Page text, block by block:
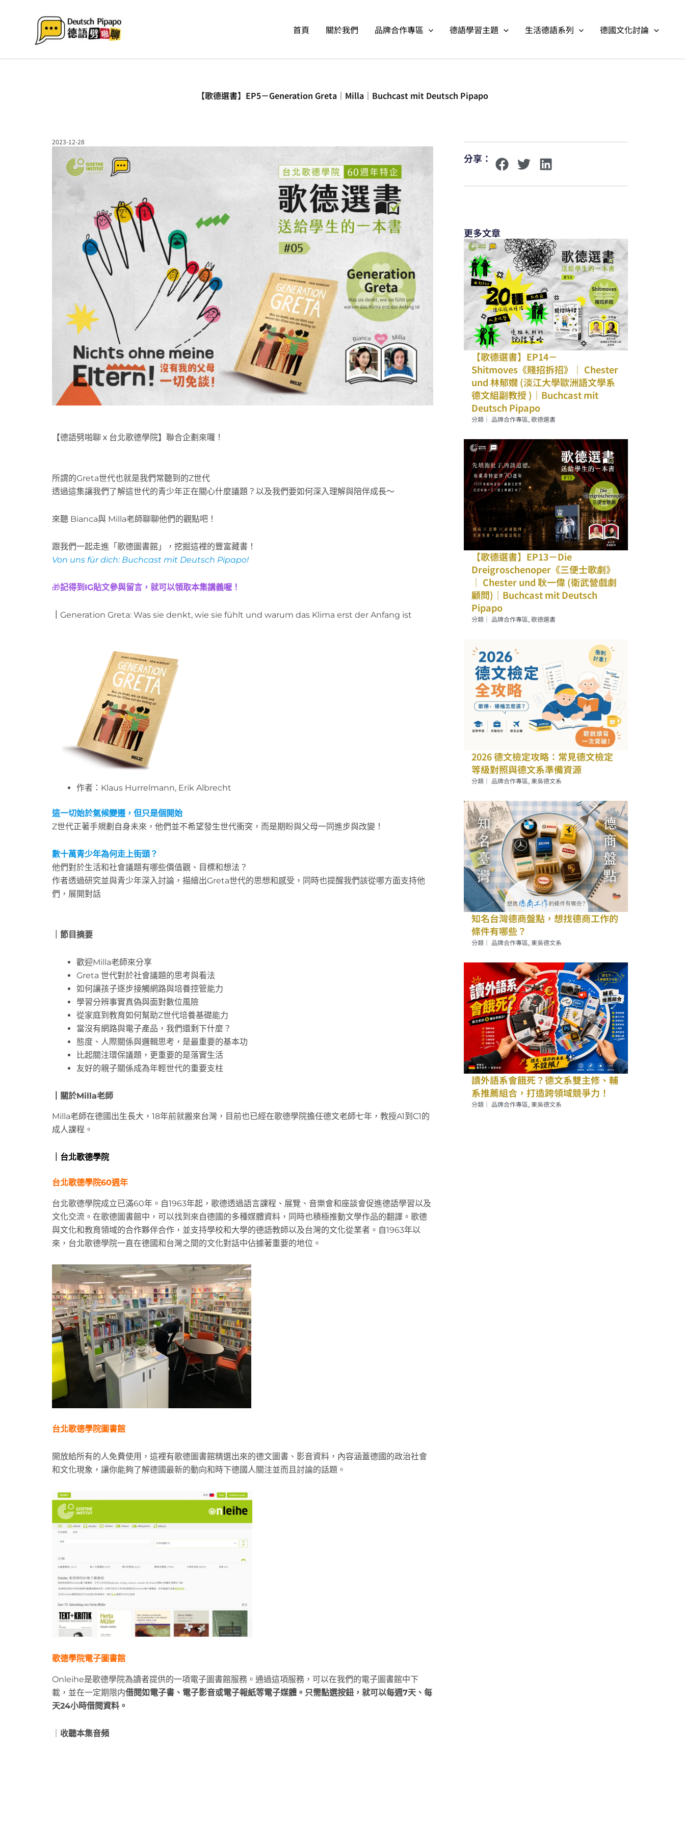
內
首頁 關於我們 品牌合作專區 德語學習主題 生活德語系列 德國文化討論
【歌德選書】EP5－Generation Greta｜Milla｜Buchcast mit Deutsch Pipapo
2023-12-28
【德語劈啪聊ｘ台北歌德學院】聯合企劃來囉！
所謂的Greta世代也就是我們常聽到的Z世代
透過這集讓我們了解這世代的青少年正在關心什麼議題？以及我們要如何深入理解與陪伴成長～
來聽 Bianca與 Milla老師聊聊他們的觀點吧！
跟我們一起走進「歌德圖書館」，挖掘這裡的豐富藏書！
Von uns für dich: Buchcast mit Deutsch Pipapo!
🎁記得到IG貼文參與留言，就可以領取本集講義喔！
Generation Greta: Was sie denkt, wie sie fühlt und warum das Klima erst der Anfang ist
作者：Klaus Hurrelmann, Erik Albrecht
這一切始於氣候變遷，但只是個開始
Z世代正著手規劃自身未來，他們並不希望發生世代衝突，而是期盼與父母一同進步與改變！
數十萬青少年為何走上街頭？
他們對於生活和社會議題有哪些價值觀、目標和想法？
作者透過研究並與青少年深入討論，描繪出Greta世代的思想和感受，同時也提醒我們該從哪方面支持他
們，展開對話
｜節目摘要
歡迎Milla老師來分享
Greta 世代對於社會議題的思考與看法
如何讓孩子逐步接觸網路與培養控管能力
學習分辨事實真偽與面對數位風險
從家庭到教育如何幫助Z世代培養基礎能力
當沒有網路與電子產品，我們還剩下什麼？
態度、人際關係與邏輯思考，是最重要的基本功
比起關注環保議題，更重要的是落實生活
友好的親子關係成為年輕世代的重要支柱
關於Milla老師
Milla老師在德國出生長大，18年前就搬來台灣，目前也已經在歌德學院擔任德文老師七年，教授A1到C1的
成人課程。
｜台北歌德學院
台北歌德學院60週年
台北歌德學院成立已滿60年。自1963年起，歌德透過語言課程、展覽、音樂會和座談會促進德語學習以及
文化交流。在歌德圖書館中，可以找到來自德國的多種媒體資料，同時也積極推動文學作品的翻譯。歌德
與文化和教育領域的合作夥伴合作，並支持學校和大學的德語教師以及台灣的文化從業者。自1963年以
來，台北歌德學院一直在德國和台灣之間的文化對話中佔據著重要的地位。
台北歌德學院圖書館
開放給所有的人免費使用，這裡有歌德圖書館精選出來的德文圖書、影音資料，內容涵蓋德國的政治社會
和文化現象，讓你能夠了解德國最新的動向和時下德國人關注並而且討論的話題。
歌德學院電子圖書館
Onleihe是歌德學院為讀者提供的一項電子圖書館服務。通過這項服務，可以在我們的電子圖書館中下
載，並在一定期限内借閱如電子書、電子影音或電子報紙等電子媒體。只需點選按鈕，就可以每週7天、每
天24小時借閱資料。
收聽本集音頻
分享：
更多文章
【歌德選書】EP14－
Shitmoves《賤招拆招》｜ Chester
und 林郁嫺 (淡江大學歐洲語文學系
德文組副教授 )｜Buchcast mit
Deutsch Pipapo
分類｜ 品牌合作專區,歌德選書
【歌德選書】EP13－Die
Dreigroschenoper《三便士歌劇》
｜ Chester und 耿一偉 (衛武營戲劇
顧問)｜Buchcast mit Deutsch
Pipapo
分類｜ 品牌合作專區,歌德選書
2026 德文檢定攻略：常見德文檢定
等級對照與德文系準備資源
分類｜ 品牌合作專區,東吳德文系
知名台灣德商盤點，想找德商工作的
條件有哪些？
分類｜ 品牌合作專區,東吳德文系
讀外語系會餓死？德文系雙主修、輔
系推薦組合，打造跨領域競爭力！
分類｜ 品牌合作專區,東吳德文系